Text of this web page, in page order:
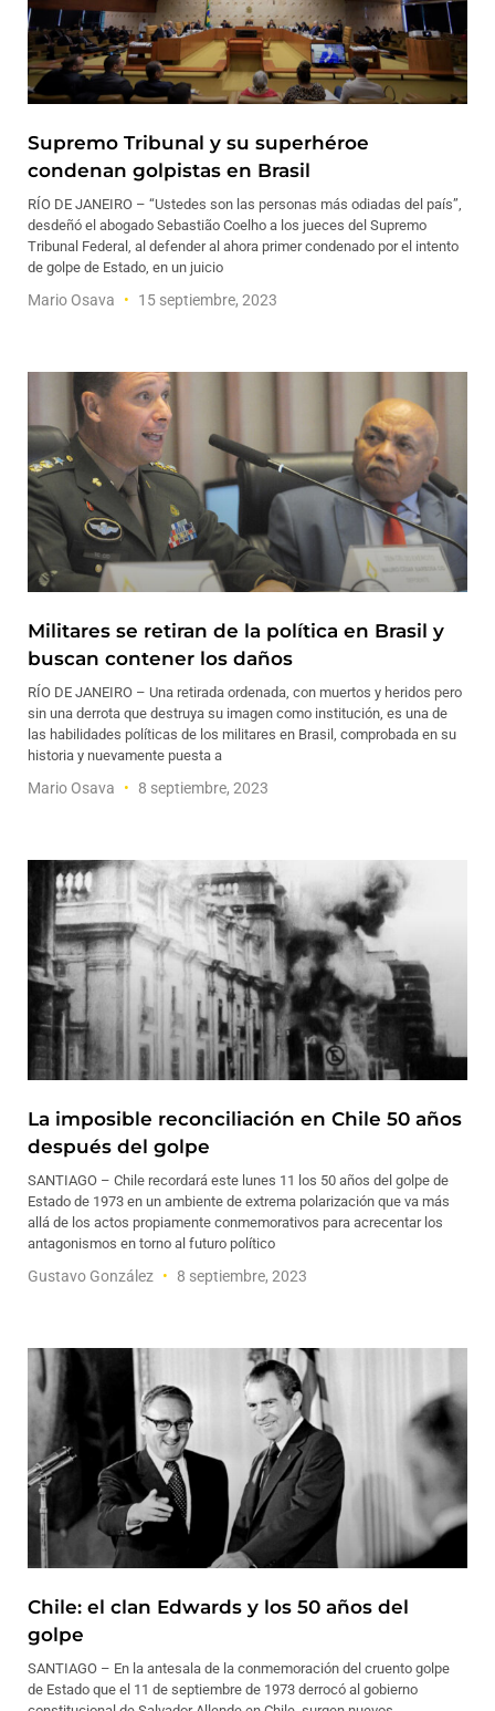
Supremo Tribunal y su superhéroe
condenan golpistas en Brasil
RÍO DE JANEIRO – “Ustedes son las personas más odiadas del país”,
desdeñó el abogado Sebastião Coelho a los jueces del Supremo
Tribunal Federal, al defender al ahora primer condenado por el intento
de golpe de Estado, en un juicio
Mario Osava 15 septiembre, 2023
Militares se retiran de la política en Brasil y
buscan contener los daños
RÍO DE JANEIRO – Una retirada ordenada, con muertos y heridos pero
sin una derrota que destruya su imagen como institución, es una de
las habilidades políticas de los militares en Brasil, comprobada en su
historia y nuevamente puesta a
Mario Osava 8 septiembre, 2023
La imposible reconciliación en Chile 50 años
después del golpe
SANTIAGO – Chile recordará este lunes 11 los 50 años del golpe de
Estado de 1973 en un ambiente de extrema polarización que va más
allá de los actos propiamente conmemorativos para acrecentar los
antagonismos en torno al futuro político
Gustavo González 8 septiembre, 2023
Chile: el clan Edwards y los 50 años del
golpe
SANTIAGO – En la antesala de la conmemoración del cruento golpe
de Estado que el 11 de septiembre de 1973 derrocó al gobierno